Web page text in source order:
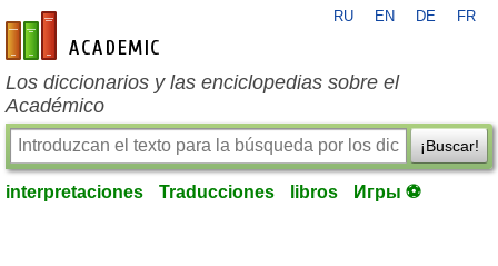
es-academic.com
RU EN DE FR
Los diccionarios y las enciclopedias sobre el
Académico
¡Buscar!
interpretaciones Traducciones libros Игры ⚽